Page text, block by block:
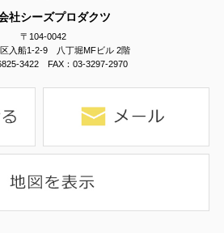
社シーズプロダクツ
〒104-0042
入船1-2-9 八丁堀MFビル 2階
3422 FAX：03-3297-2970